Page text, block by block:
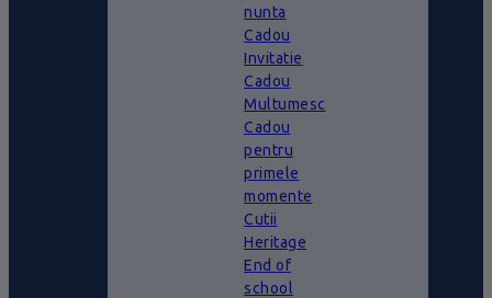
nunta
Cadou
Invitatie
Cadou
Multumesc
Cadou
pentru
primele
momente
Cutii
Heritage
End of
school